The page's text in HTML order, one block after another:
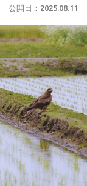
公開日： 2025.08.11